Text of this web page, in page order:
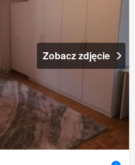
Zobacz zdjęcie